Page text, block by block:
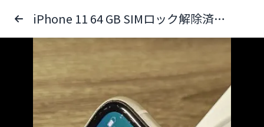
iPhone 11 64 GB SIMロック解除済み スマホ